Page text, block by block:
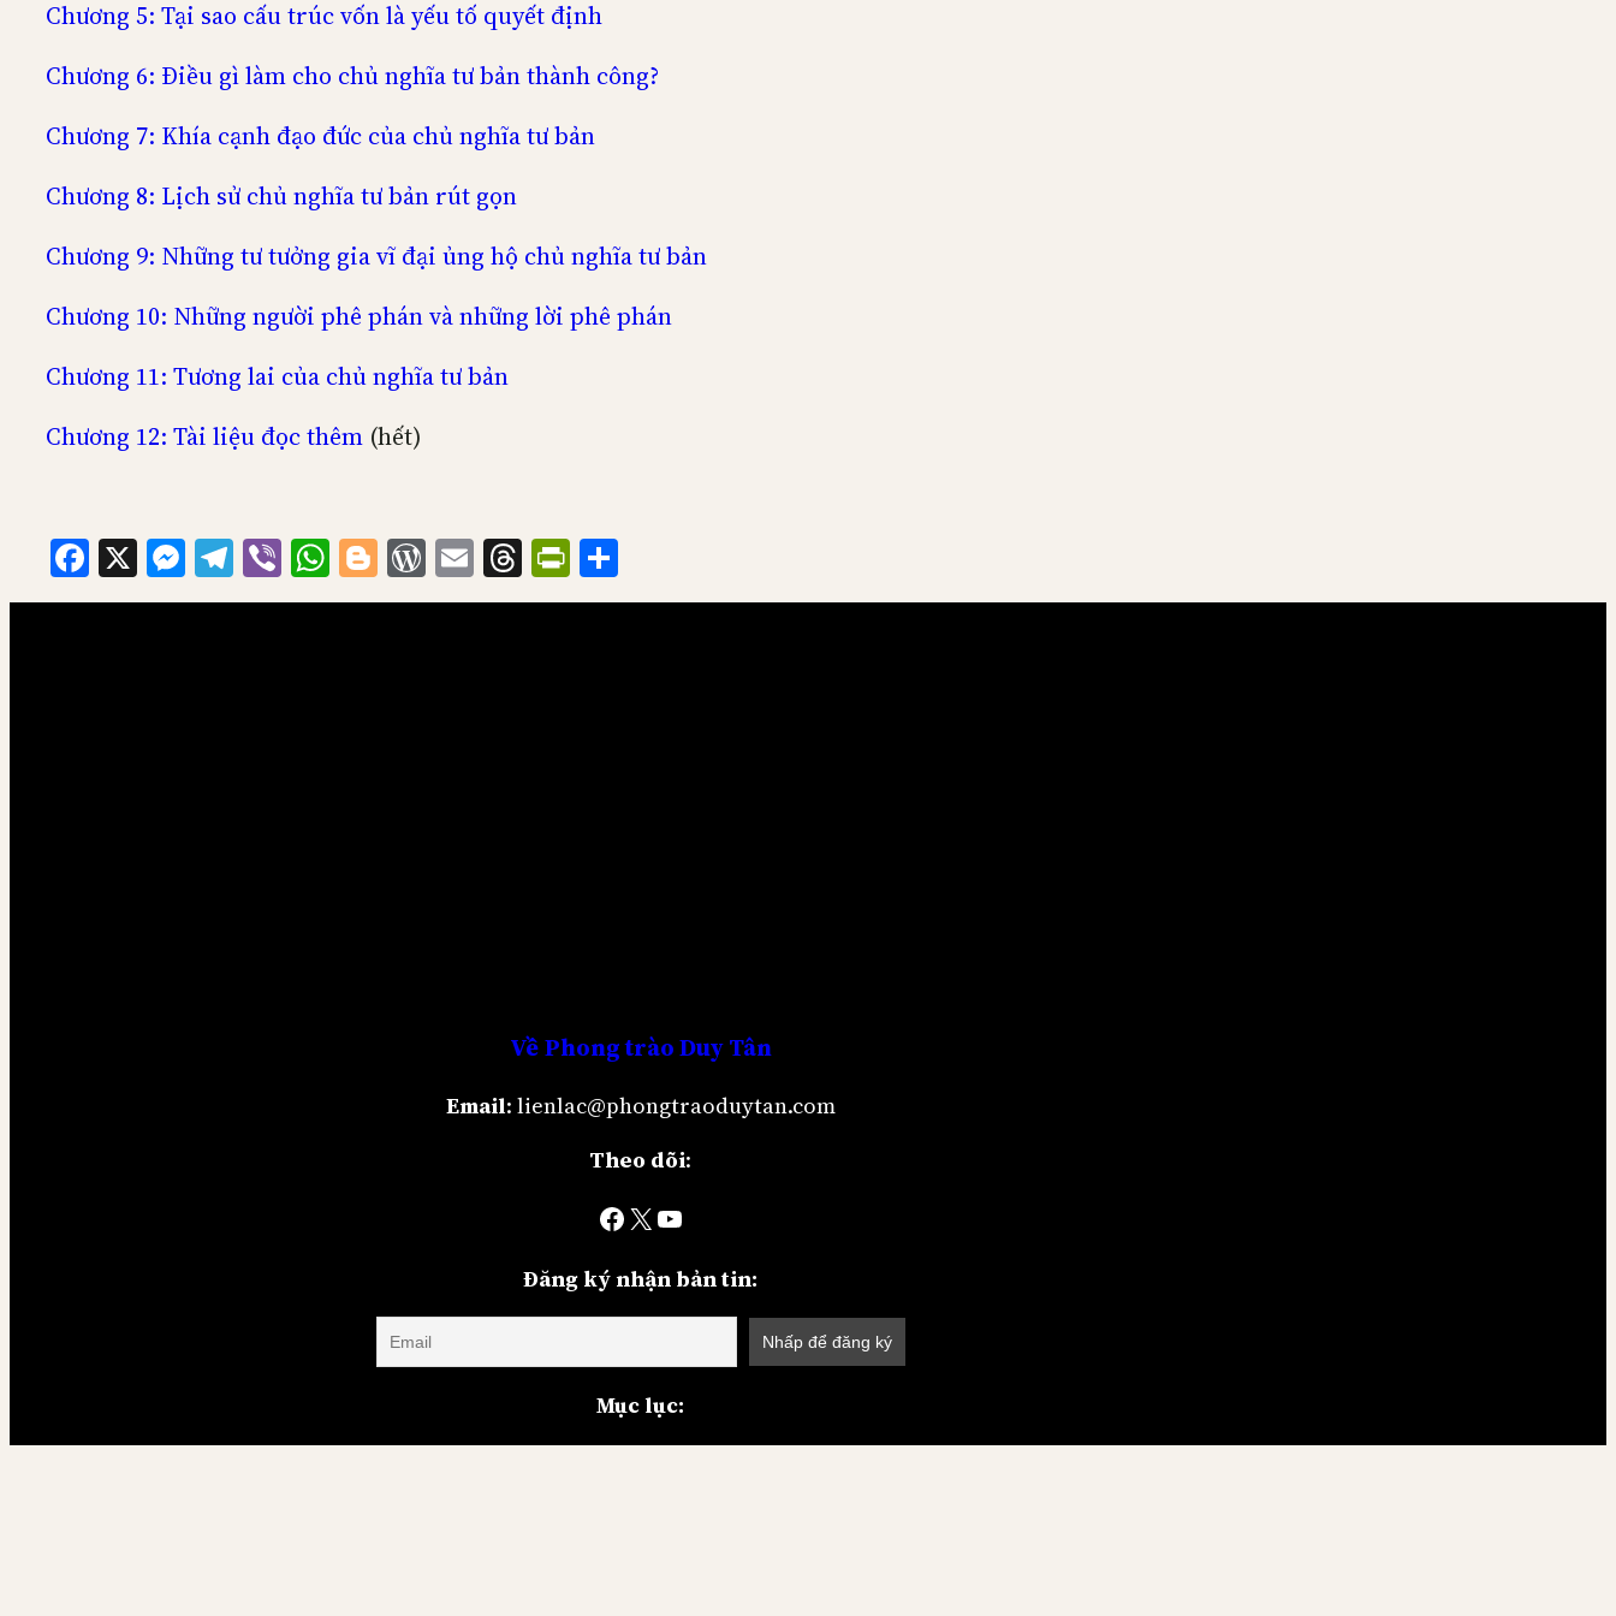
Chương 5: Tại sao cấu trúc vốn là yếu tố quyết định
Chương 6: Điều gì làm cho chủ nghĩa tư bản thành công?
Chương 7: Khía cạnh đạo đức của chủ nghĩa tư bản
Chương 8: Lịch sử chủ nghĩa tư bản rút gọn
Chương 9: Những tư tưởng gia vĩ đại ủng hộ chủ nghĩa tư bản
Chương 10: Những người phê phán và những lời phê phán
Chương 11: Tương lai của chủ nghĩa tư bản
Chương 12: Tài liệu đọc thêm (hết)
Facebook
X Messenger
Telegram
ViberWhatsApp
Blogger
WordPress
EmailThreadsPrintFriendly
VềPhong trào Duy Tân
Email: lienlac@phongtraoduytan.com
Theo dõi:
Facebook X YouTube
Đăng ký nhận bản tin:
Mục lục: